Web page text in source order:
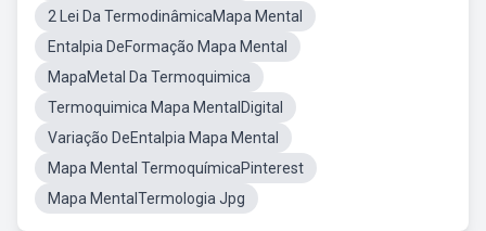
2 Lei Da TermodinâmicaMapa Mental
Entalpia DeFormação Mapa Mental
MapaMetal Da Termoquimica
Termoquimica Mapa MentalDigital
Variação DeEntalpia Mapa Mental
Mapa Mental TermoquímicaPinterest
Mapa MentalTermologia Jpg